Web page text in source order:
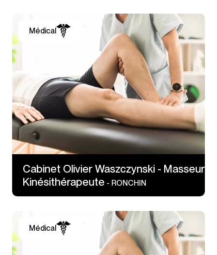
Médical
Cabinet Olivier Waszczynski - Masseur
Kinésithérapeute - RONCHIN
38 Av Frederic Chopin
59790 RONCHIN
Médical